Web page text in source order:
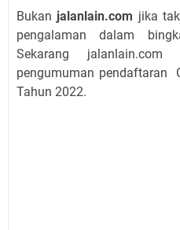
Bukan jalanlain.com jika
pengalaman dalam
Sekarang
pengumuman pendaftaran
Tahun 2022.